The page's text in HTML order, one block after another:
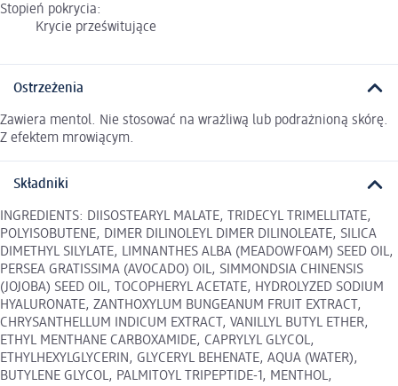
Stopień pokrycia:
Krycie prześwitujące
Ostrzeżenia
Zawiera mentol. Nie stosować na wrażliwą lub podrażnioną skórę.
Z efektem mrowiącym.
Składniki
INGREDIENTS: DIISOSTEARYL MALATE, TRIDECYL TRIMELLITATE,
POLYISOBUTENE, DIMER DILINOLEYL DIMER DILINOLEATE, SILICA
DIMETHYL SILYLATE, LIMNANTHES ALBA (MEADOWFOAM) SEED OIL,
PERSEA GRATISSIMA (AVOCADO) OIL, SIMMONDSIA CHINENSIS
(JOJOBA) SEED OIL, TOCOPHERYL ACETATE, HYDROLYZED SODIUM
HYALURONATE, ZANTHOXYLUM BUNGEANUM FRUIT EXTRACT,
CHRYSANTHELLUM INDICUM EXTRACT, VANILLYL BUTYL ETHER,
ETHYL MENTHANE CARBOXAMIDE, CAPRYLYL GLYCOL,
ETHYLHEXYLGLYCERIN, GLYCERYL BEHENATE, AQUA (WATER),
BUTYLENE GLYCOL, PALMITOYL TRIPEPTIDE-1, MENTHOL,